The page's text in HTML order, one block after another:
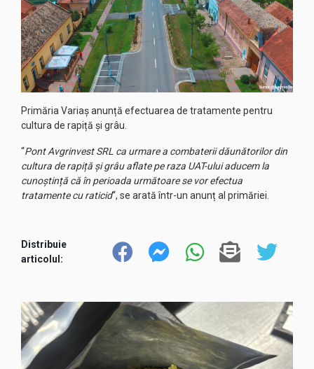
Primăria Variaș anunță efectuarea de tratamente pentru
cultura de rapiță și grâu.
“Pont Avgrinvest SRL ca urmare a combaterii dăunătorilor din
cultura de rapiță și grâu aflate pe raza UAT-ului aducem la
cunoștință că în perioada următoare se vor efectua
tratamente cu raticid“, se arată într-un anunț al primăriei.
Distribuie
articolul: